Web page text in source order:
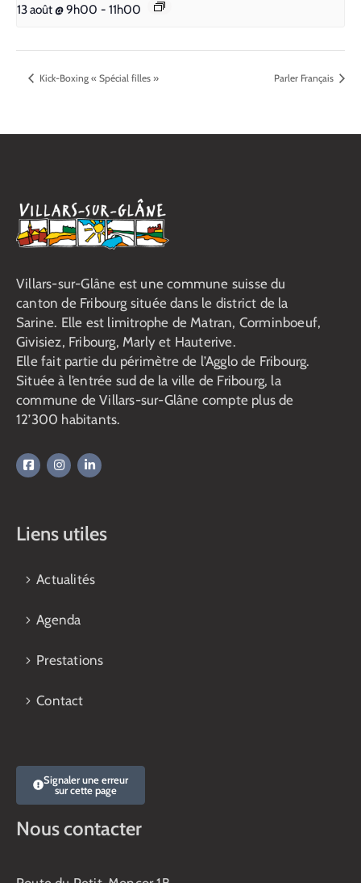
13 août @ 9h00 - 11h00
Kick-Boxing « Spécial filles » Parler Français
Villars-sur-Glâne est une commune suisse du
canton de Fribourg située dans le district de la
Sarine. Elle est limitrophe de Matran, Corminboeuf,
Givisiez, Fribourg, Marly et Hauterive.
Elle fait partie du périmètre de l’Agglo de Fribourg.
Située à l’entrée sud de la ville de Fribourg, la
commune de Villars-sur-Glâne compte plus de
12’300 habitants.
Liens utiles
Actualités
Agenda
Prestations
Contact
Signaler une erreur
sur cette page
Nous contacter